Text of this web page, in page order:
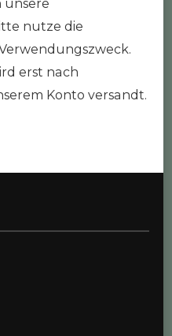
unsere
nutze die
erst nach
Konto versandt.